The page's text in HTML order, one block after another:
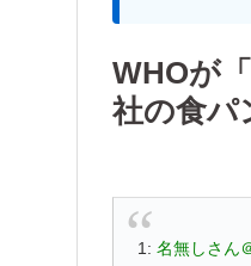
WHOが
社の食パ
1: 名無しさん